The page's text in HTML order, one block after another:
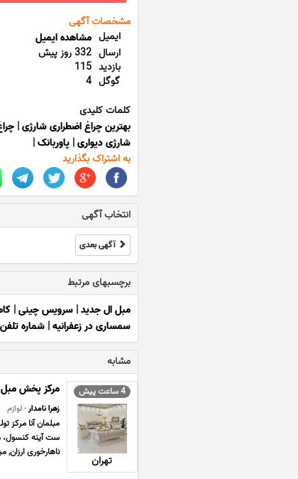
مشخصات آگهی
ایمیل مشاهده ایمیل
ارسال 332 روز پیش
بازدید 115
گوگل 4
کلمات کلیدی
بهترین چراغ اضطراری شارژی|
شارژی دیواری|پاوربانک|
به اشتراک بگذارید
انتخاب آگهی
آگهی بعدی
برچسبهای مرتبط
مبل ال جدید|سرویس چینی|
سمساری در زعفرانیه|شماره
مشابه
4 ساعت پیش
تهران
مرکز پخش مبل
زهرا نامدار- لوازم
مبلمان آنا
ناهارخوری